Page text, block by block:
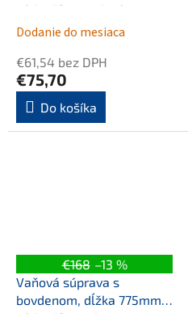
zátka 72mm, zlatá mat
Dodanie do mesiaca
€61,54 bez DPH
€75,70
Do košíka
€168 –13 %
Vaňová súprava s
bovdenom, dĺžka 775mm,
zátka 72mm, bronz